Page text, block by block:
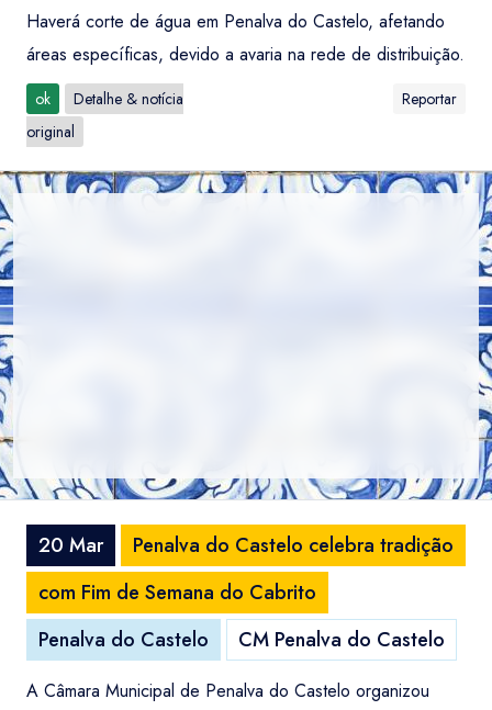
Haverá corte de água em Penalva do Castelo, afetando
áreas específicas, devido a avaria na rede de distribuição.
ok
Detalhe & notícia
original
Reportar
20 Mar
Penalva do Castelo celebra tradição
com Fim de Semana do Cabrito
Penalva do Castelo
CM Penalva do Castelo
A Câmara Municipal de Penalva do Castelo organizou